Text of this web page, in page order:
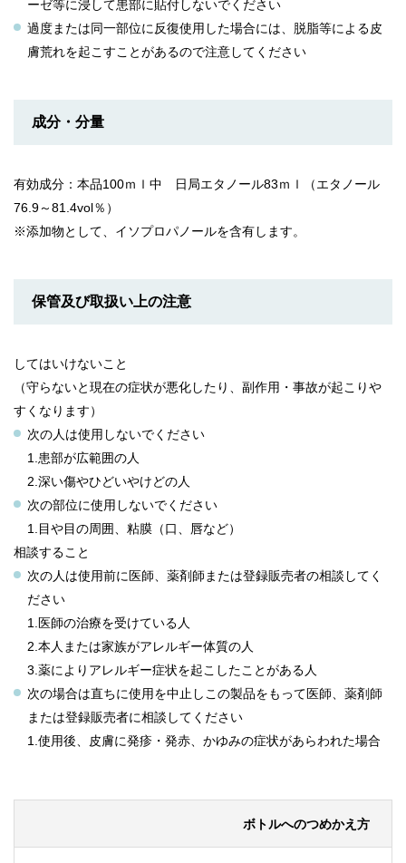
ーゼ等に浸して患部に貼付しないでください
過度または同一部位に反復使用した場合には、脱脂等による皮
膚荒れを起こすことがあるので注意してください
成分・分量
有効成分：本品100ｍｌ中 日局エタノール83ｍｌ（エタノール
76.9～81.4vol％）
※添加物として、イソプロパノールを含有します。
保管及び取扱い上の注意
してはいけないこと
（守らないと現在の症状が悪化したり、副作用・事故が起こりや
すくなります）
次の人は使用しないでください
1.患部が広範囲の人
2.深い傷やひどいやけどの人
次の部位に使用しないでください
1.目や目の周囲、粘膜（口、唇など）
相談すること
次の人は使用前に医師、薬剤師または登録販売者の相談してく
ださい
1.医師の治療を受けている人
2.本人または家族がアレルギー体質の人
3.薬によりアレルギー症状を起こしたことがある人
次の場合は直ちに使用を中止しこの製品をもって医師、薬剤師
または登録販売者に相談してください
1.使用後、皮膚に発疹・発赤、かゆみの症状があらわれた場合
ボトルへのつめかえ方